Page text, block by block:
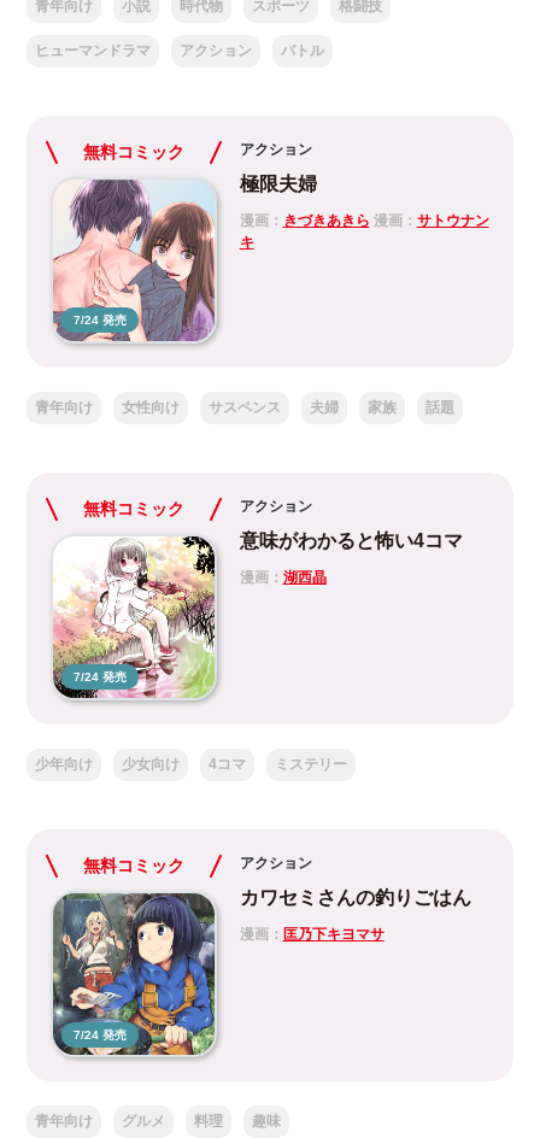
青年向け 小説 時代物 スポーツ 格闘技
ヒューマンドラマ アクション バトル
無料コミック
7/24 発売
アクション
極限夫婦
漫画： きづきあきら 漫画： サトウナン
キ
青年向け 女性向け サスペンス 夫婦 家族 話題
無料コミック
7/24 発売
アクション
意味がわかると怖い4コマ
漫画： 湖西晶
少年向け 少女向け 4コマ ミステリー
無料コミック
7/24 発売
アクション
カワセミさんの釣りごはん
漫画： 匡乃下キヨマサ
青年向け グルメ 料理 趣味